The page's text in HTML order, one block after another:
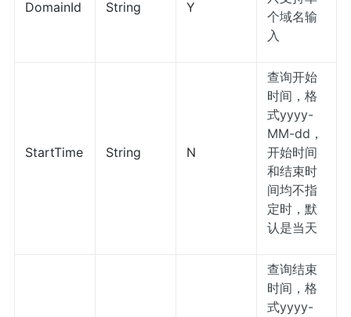
DomainId String Y
个域名输
入
StartTime String N
查询开始
时间，格
式yyyy-
MM-dd，
开始时间
和结束时
间均不指
定时，默
认是当天
查询结束
时间，格
式yyyy-